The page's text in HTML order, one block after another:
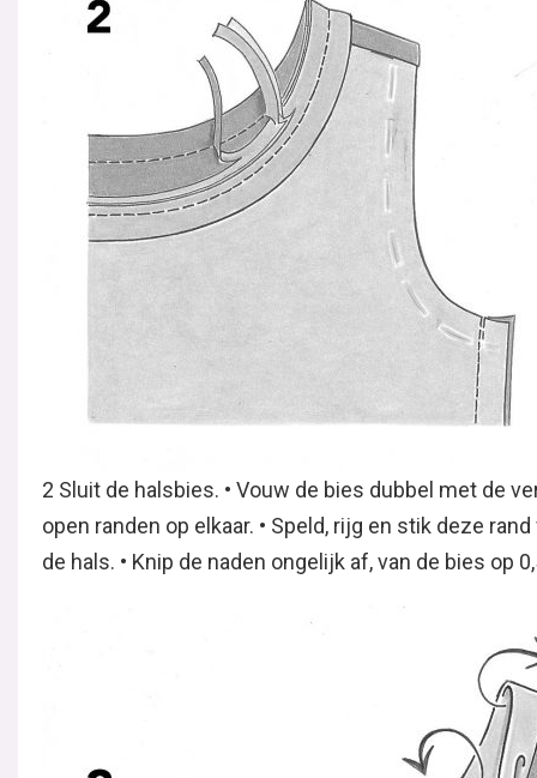
2 Sluit de halsbies. • Vouw de bies dubbel met de
open randen op elkaar. • Speld, rijg en stik deze
de hals. • Knip de naden ongelijk af, van de bies op